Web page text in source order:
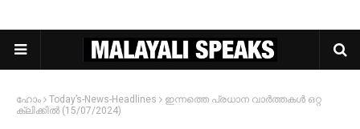
ഹോം Today’s-News-Headlines
ഇന്നത്തെ പ്രധാന വാർത്തകൾ ഒറ്റ
ക്ലിക്കിൽ (15/07/2024)